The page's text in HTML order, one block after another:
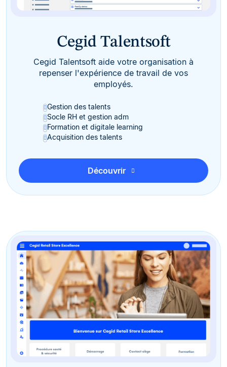
Cegid Talentsoft
Cegid Talentsoft aide votre organisation à
repenser l'expérience de travail de vos
employés.
Gestion des talents
Socle RH et gestion adm
Formation et digitale learning
Acquisition des talents
Découvrir